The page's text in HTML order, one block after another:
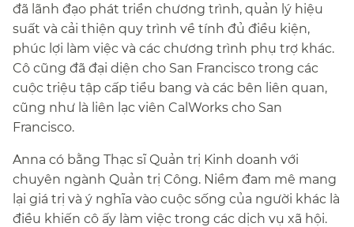
đã lãnh đạo phát triển chương trình, quản lý hiệu
suất và cải thiện quy trình về tính đủ điều kiện,
phúc lợi làm việc và các chương trình phụ trợ khác.
Cô cũng đã đại diện cho San Francisco trong các
cuộc triệu tập cấp tiểu bang và các bên liên quan,
cũng như là liên lạc viên CalWorks cho San
Francisco.​​
Anna có bằng Thạc sĩ Quản trị Kinh doanh với
chuyên ngành Quản trị Công. Niềm đam mê mang
lại giá trị và ý nghĩa vào cuộc sống của người khác là
điều khiến cô ấy làm việc trong các dịch vụ xã hội.